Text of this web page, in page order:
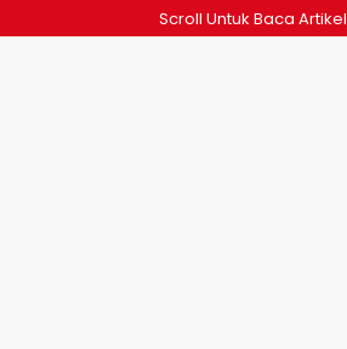
Scroll Untuk Baca Artikel